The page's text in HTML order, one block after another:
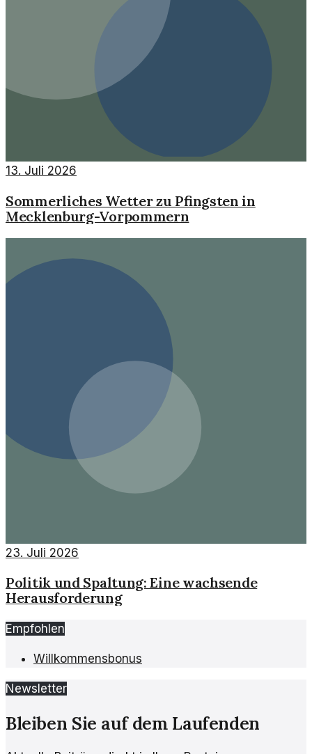
13. Juli 2026
Sommerliches Wetter zu Pfingsten in
Mecklenburg-Vorpommern
23. Juli 2026
Politik und Spaltung: Eine wachsende
Herausforderung
Empfohlen
Willkommensbonus
Newsletter
Bleiben Sie auf dem Laufenden